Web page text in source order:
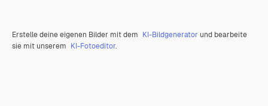
Erstelle deine eigenen Bilder mit dem KI-Bildgenerator und bearbeite
sie mit unserem KI-Fotoeditor.